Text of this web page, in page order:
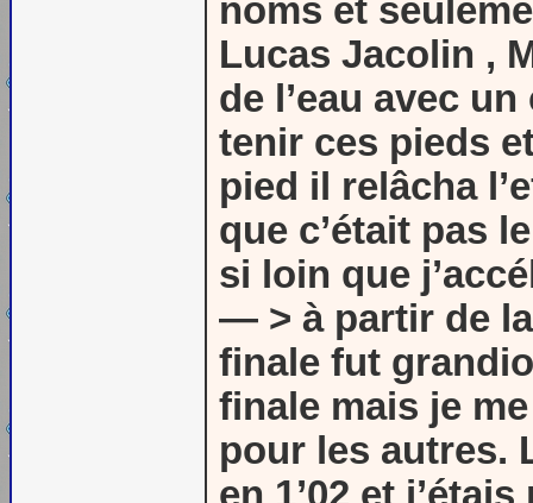
noms et
Lucas Jacolin ,
de l’eau avec
tenir ces pieds
pied il relâcha
que c’était pas
si loin que
— > à partir de
finale fut
finale mais je
pour les autres.